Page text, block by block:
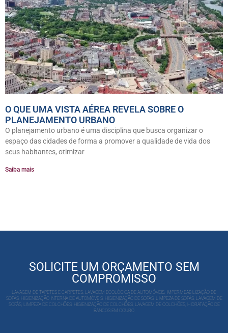
O QUE UMA VISTA AÉREA REVELA SOBRE O
PLANEJAMENTO URBANO
O planejamento urbano é uma disciplina que busca organizar o
espaço das cidades de forma a promover a qualidade de vida dos
seus habitantes, otimizar
Saiba mais
SOLICITE UM ORÇAMENTO SEM
COMPROMISSO
LAVAGEM DE TAPETES E CARPETES, LAVAGEM ECOLÓGICA DE AUTOMÓVEIS, IMPERMEABILIZAÇÃO DE
SOFÁS, HIGIENIZAÇÃO INTERNA DE AUTOMÓVEIS, HIGIENIZAÇÃO DE SOFÁS, LIMPEZA DE SOFÁS, LAVAGEM DE
SOFÁS, LIMPEZA DE COLCHÕES, HIGIENIZAÇÃO DE COLCHÕES, LAVAGEM DE COLCHÕES, HIDRATAÇÃO DE
BANCOS EM COURO